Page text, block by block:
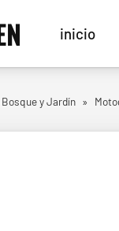
inicio
Bosque y Jardín »